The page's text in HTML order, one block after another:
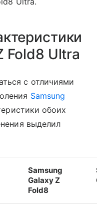
Fold8 Ultra
с отличиями
Samsung
обоих
выделил
Samsung
Galaxy Z
Fold8